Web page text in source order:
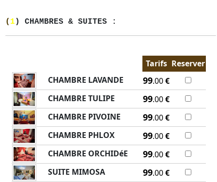
( 1 ) CHAMBRES & SUITES :
Tarifs Reserver
CHAMBRE LAVANDE
99.00€
CHAMBRE TULIPE
99.00€
CHAMBRE PIVOINE
99.00€
CHAMBRE PHLOX
99.00€
CHAMBRE ORCHIDéE
99.00€
SUITE MIMOSA
99.00€